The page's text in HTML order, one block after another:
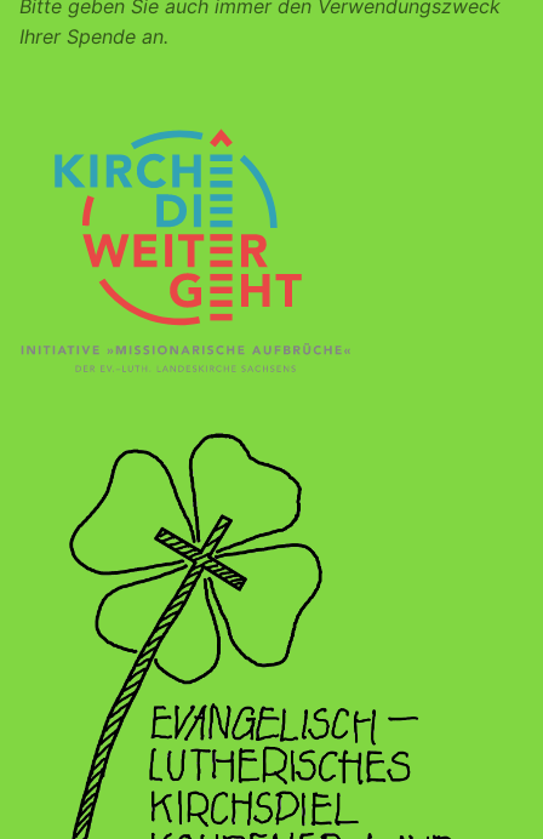
Bitte geben Sie auch immer den Verwendungszweck
Ihrer Spende an.